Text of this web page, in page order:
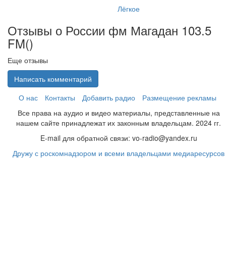
Лёгкое
Отзывы о России фм Магадан 103.5
FM()
Еще отзывы
Написать комментарий
О нас
Контакты Добавить радио
Размещение рекламы
Все права на аудио и видео материалы, представленные на
нашем сайте принадлежат их законным владельцам. 2024 гг.
E-mail для обратной связи: vo-radio@yandex.ru
Дружу с роскомнадзором и всеми владельцами медиаресурсов